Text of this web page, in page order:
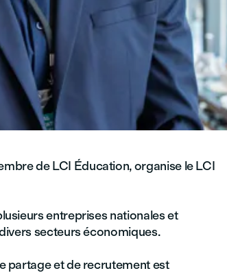
de LCI Éducation, organise le LCI
entreprises nationales et
secteurs économiques.
partage et de recrutement est